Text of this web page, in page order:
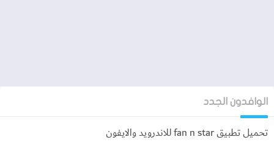
الوافدون الجدد
تحميل تطبيق fan n star للاندرويد والايفون